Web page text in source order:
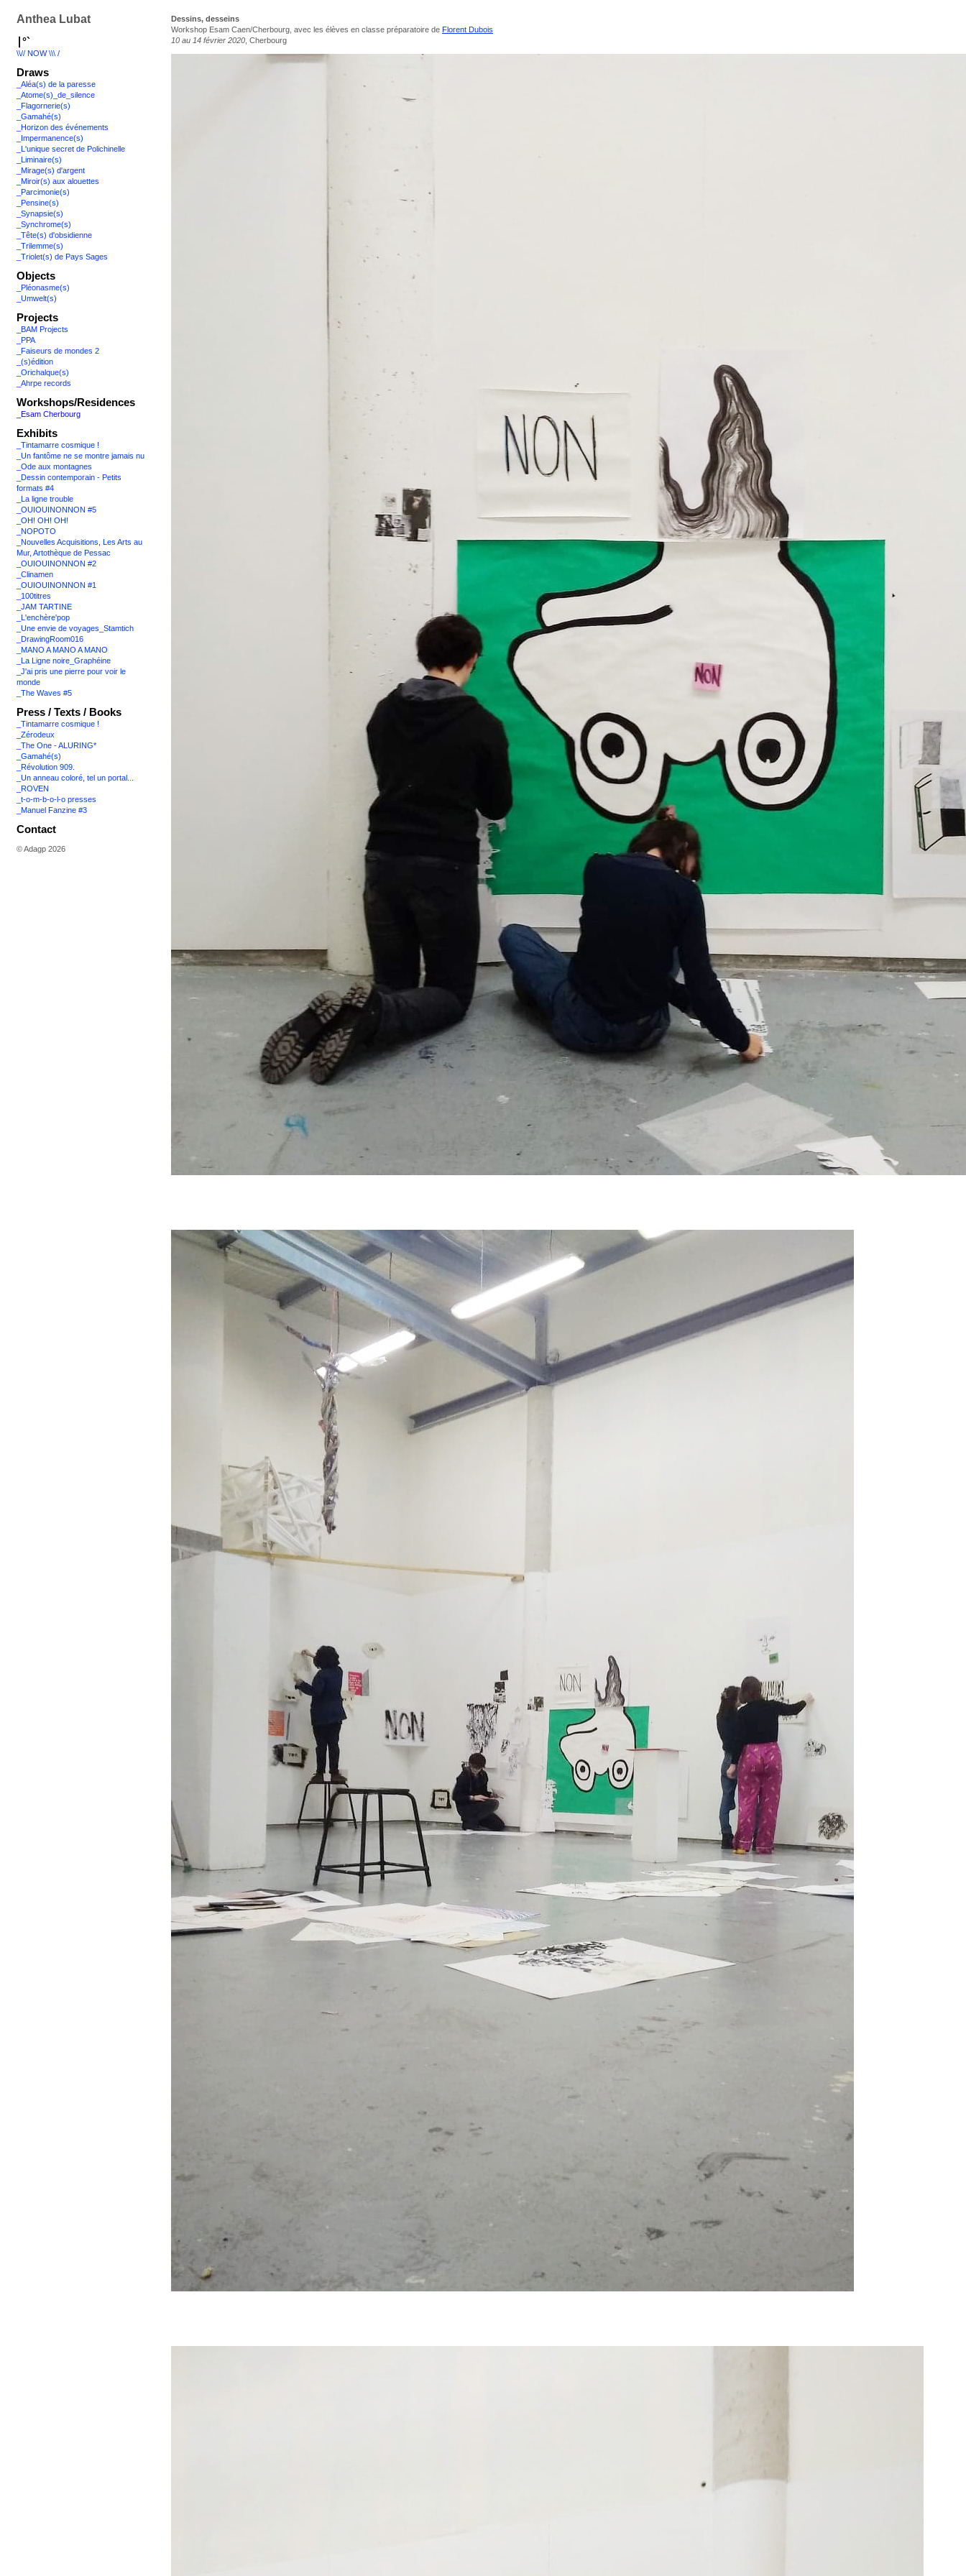
Anthea Lubat
∣°`
\\// NOW \\\ /
Draws
_Aléa(s) de la paresse
_Atome(s)_de_silence
_Flagornerie(s)
_Gamahé(s)
_Horizon des événements
_Impermanence(s)
_L'unique secret de Polichinelle
_Liminaire(s)
_Mirage(s) d'argent
_Miroir(s) aux alouettes
_Parcimonie(s)
_Pensine(s)
_Synapsie(s)
_Synchrome(s)
_Tête(s) d'obsidienne
_Trilemme(s)
_Triolet(s) de Pays Sages
Objects
_Pléonasme(s)
_Umwelt(s)
Projects
_BAM Projects
_PPA
_Faiseurs de mondes 2
_(s)édition
_Orichalque(s)
_Ahrpe records
Workshops/Residences
_Esam Cherbourg
Exhibits
_Tintamarre cosmique !
_Un fantôme ne se montre jamais nu
_Ode aux montagnes
_Dessin contemporain - Petits
formats #4
_La ligne trouble
_OUIOUINONNON #5
_OH! OH! OH!
_NOPOTO
_Nouvelles Acquisitions, Les Arts au
Mur, Artothèque de Pessac
_OUIOUINONNON #2
_Clinamen
_OUIOUINONNON #1
_100titres
_JAM TARTINE
_L'enchère'pop
_Une envie de voyages_Stamtich
_DrawingRoom016
_MANO A MANO A MANO
_La Ligne noire_Graphéine
_J'ai pris une pierre pour voir le
monde
_The Waves #5
Press / Texts / Books
_Tintamarre cosmique !
_Zérodeux
_The One - ALURING*
_Gamahé(s)
_Révolution 909.
_Un anneau coloré, tel un portal...
_ROVEN
_t-o-m-b-o-l-o presses
_Manuel Fanzine #3
Contact
© Adagp 2026
Dessins, desseins
Workshop Esam Caen/Cherbourg, avec les élèves en classe préparatoire de Florent Dubois
10 au 14 février 2020 , Cherbourg